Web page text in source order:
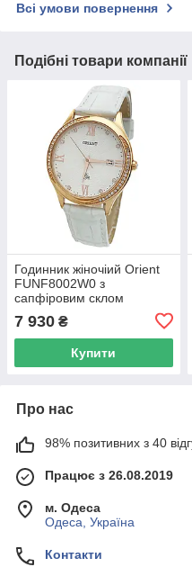
Всі умови повернення
Подібні товари компанії
Годинник жіночіий Orient
FUNF8002W0 з
сапфіровим склом
7 930 ₴
Купити
Про нас
98% позитивних з 40
Працює з 26.08.2019
м. Одеса
Одеса, Україна
Контакти